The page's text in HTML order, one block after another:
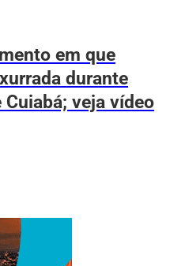
em que
durante
veja vídeo